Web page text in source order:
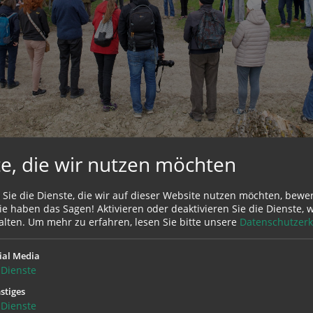
zuhören, dem Evangelium nachspüren.
als sich die Jünger auf den Weg machten, voll
ihr Lehrer, ihr Prophet getötet wurde?
wandeln kann, dass im Gehen Wandlung erfahren
machten wir am Weg unterschiedliche
den Weg, um Sorgen abzuladen, sie zu wandeln und mit
kehren.
die wir nutzen möchten
Sie die Dienste, die wir auf dieser Website nutzen möchten,
haben das Sagen! Aktivieren oder deaktivieren Sie die Dienste,
Um mehr zu erfahren, lesen Sie bitte unsere
Media
Dienste
Dienste